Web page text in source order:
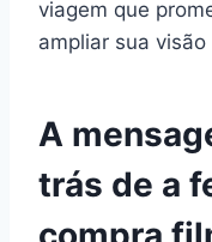
viagem que
ampliar sua
A
trás de a